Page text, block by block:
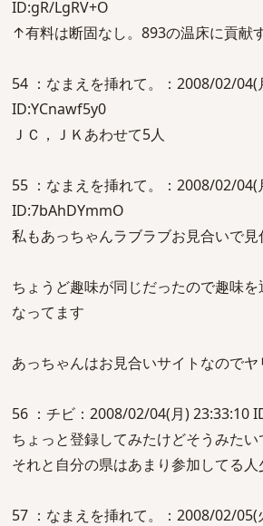
ID:gR/LgRV+O
↑有料は断固なし。893の温床に貢献
54 ：なまえを挿れて。：2008/02/04(
ID:YCnawf5y0
ＪＣ，ＪＫあわせて5人
55 ：なまえを挿れて。：2008/02/04(
ID:7bAhDYmmO
私もあっちゃんラブラブお見合いで見
ちょうど趣味が同じだったので趣味
なってます
あっちゃんはお見合いサイトなので
56 ：チビ：2008/02/04(月) 23:33:10
ちょっと登録してみたけどそうみたい
それと自分の県はあまり参加してる人
57 ：なまえを挿れて。：2008/02/05(